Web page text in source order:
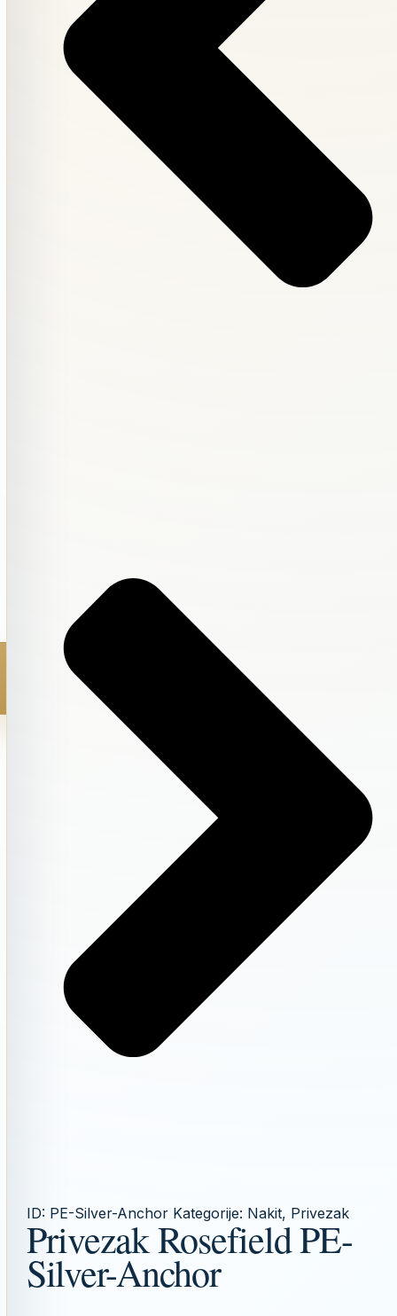
ID: PE-Silver-Anchor Kategorije: Nakit, Privezak
Privezak Rosefield PE-
Silver-Anchor